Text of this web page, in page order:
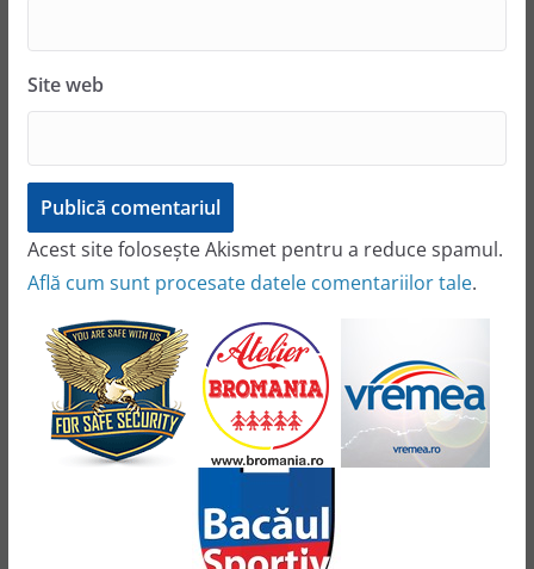
Site web
Acest site folosește Akismet pentru a reduce spamul.
Află cum sunt procesate datele comentariilor tale.